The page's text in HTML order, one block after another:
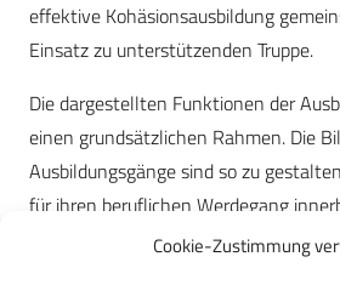
Cookie-Zustimmung
effektive Kohäsionsausbildung
Einsatz zu unterstützenden Truppe.
Die dargestellten Funktionen der
einen grundsätzlichen Rahmen. Die
Ausbildungsgänge sind so zu
für ihren beruflichen Werdegang
und später im zivilen Berufsleben den